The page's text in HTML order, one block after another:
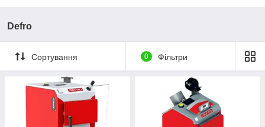
Defro
Сортування 0 Фільтри